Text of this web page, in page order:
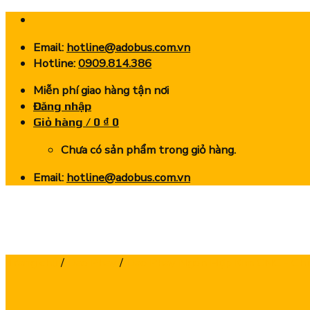
Skip
contentEmail: hotline@adobus.com.vn
Hotline:0909.814.386
Miễn phí giao hàng tận nơi
Đăng nhập
Giỏ hàng / 0 ₫ 0
Chưa có sản phẩm trong giỏ hàng.
Email: hotline@adobus.com.vn
/ /